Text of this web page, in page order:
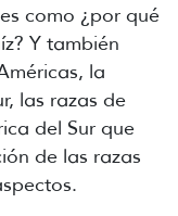
como ¿por qué
Y también
la
las razas de
del Sur que
de las razas